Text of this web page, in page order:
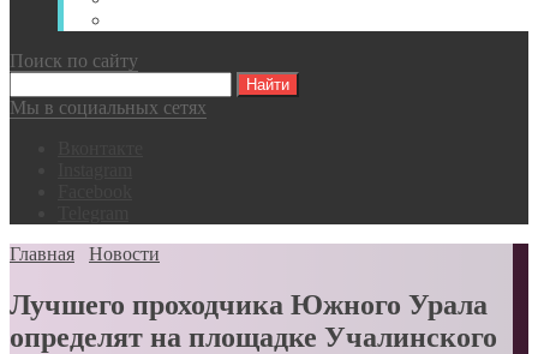
Поиск по сайту
Мы в социальных сетях
Главная
Новости
Лучшего проходчика Южного Урала
определят на площадке Учалинского